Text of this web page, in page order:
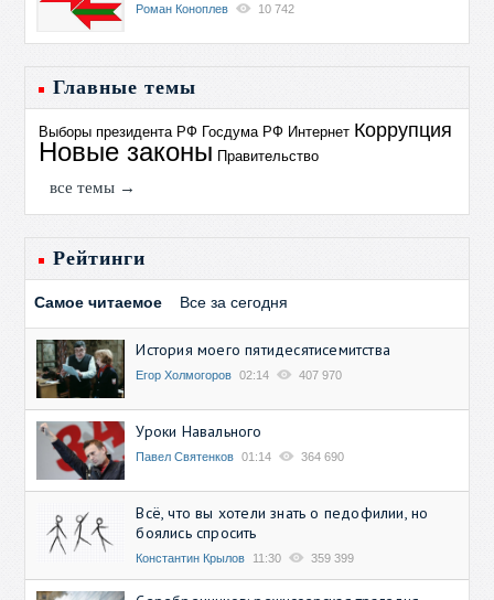
Роман Коноплев 10 742
Главные темы
Выборы президента РФ Госдума РФ Интернет Коррупция
Новые законы Правительство
все темы →
Рейтинги
Самое читаемое Все за сегодня
История моего пятидесятисемитства
Егор Холмогоров 02:14 407 970
Уроки Навального
Павел Святенков 01:14 364 690
Всё, что вы хотели знать о педофилии, но
боялись спросить
Константин Крылов 11:30 359 399